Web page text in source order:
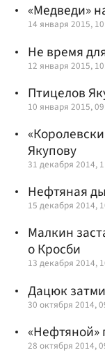
«Медведи»
14 января 2015,
Не время
12 января 2015,
Птицелов
10 января 2015,
Якупову
31 декабря 2014,
Нефтяная
15 декабря 2014,
Малкин
о Кросби
13 декабря 2014,
Дацюк
30 октября 2014,
«Нефтяной»
28 октября 2014,